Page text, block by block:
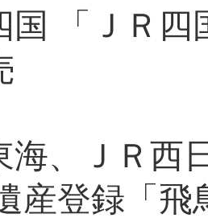
国 「ＪＲ
海、ＪＲ西
産登録「